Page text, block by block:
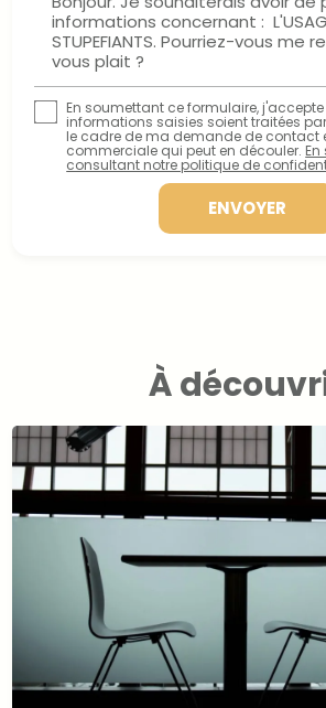
En soumettant ce formulaire, j'accepte
informations saisies soient traitées
le cadre de ma demande de contact
commerciale qui peut en découler.
consultant notre politique de
À